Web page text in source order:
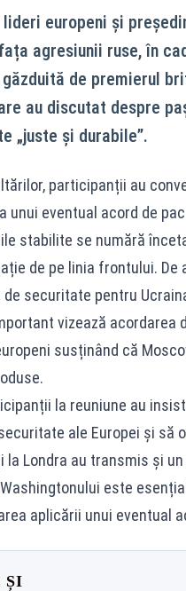
europeni și
agresiunii ruse, în
de premierul
au discutat despre
„juste și durabile”.
participanții au
unui eventual acord de
stabilite se numără
de pe linia frontului.
securitate pentru
vizează acordarea
susținând că
la reuniune au
ale Europei și să
la Londra au transmis și
este
aplicării unui eventual
ȘI